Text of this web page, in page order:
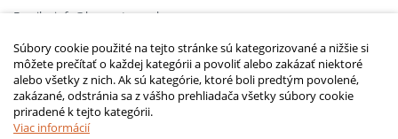
Email: info@bmcentrum.sk
+421 (0)910 385 238
+421 (0)949 152 774
2010 – 2014 © Copyrightopatrovatelsky-kurz.sk
Upraviť nastavenia Cookies
Súbory cookie použité na tejto stránke sú kategorizované a nižšie si
môžete prečítať o každej kategórii a povoliť alebo zakázať niektoré
alebo všetky z nich. Ak sú kategórie, ktoré boli predtým povolené,
zakázané, odstránia sa z vášho prehliadača všetky súbory cookie
priradené k tejto kategórii.
Viac informácií